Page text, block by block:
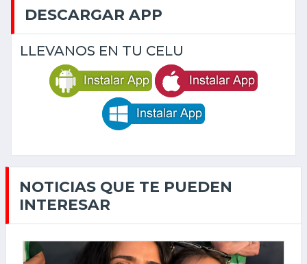
DESCARGAR APP
LLEVANOS EN TU CELU
NOTICIAS QUE TE PUEDEN
INTERESAR